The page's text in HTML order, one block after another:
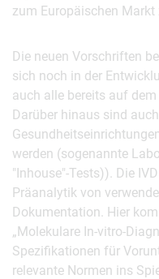
zum Europäischen Markt
Die neuen Vorschriften
sich noch in der
auch alle bereits auf
Darüber hinaus sind
werden (sogenannte
"Inhouse"-Tests)). Die
Präanalytik von
Dokumentation. Hier
„Molekulare In-vitro-
Spezifikationen für
relevante Normen ins